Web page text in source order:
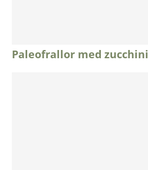
Paleofrallor med zucchini